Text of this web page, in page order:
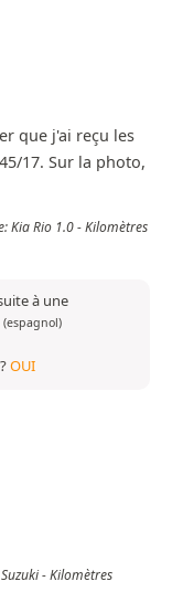
que j'ai reçu les
45/17. Sur la photo,
Kia Rio 1.0 - Kilomètres
à une
OUI
- Kilomètres